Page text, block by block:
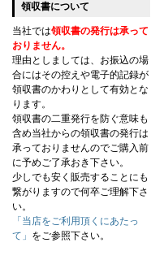
領収書について
当社では領収書の発行は承って
おりません。
理由としましては、お振込の場
合にはその控えや電子的記録が
領収書のかわりとして有効とな
ります。
領収書の二重発行を防ぐ意味も
含め当社からの領収書の発行は
承っておりませんのでご購入前
に予めご了承おき下さい。
少しでも安く販売することにも
繋がりますので何卒ご理解下さ
い。
「当店をご利用頂くにあたっ
て」 をご参照下さい。